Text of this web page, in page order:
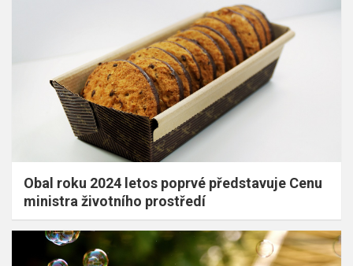
Obal roku 2024 letos poprvé představuje Cenu
ministra životního prostředí